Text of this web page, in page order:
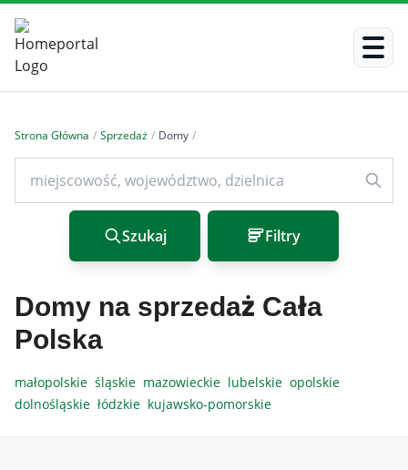
Strona Główna / Sprzedaż / Domy /
Szukaj Filtry
Domy na sprzedaż Cała
Polska
małopolskie śląskie mazowieckie lubelskie opolskie
dolnośląskie łódzkie kujawsko-pomorskie